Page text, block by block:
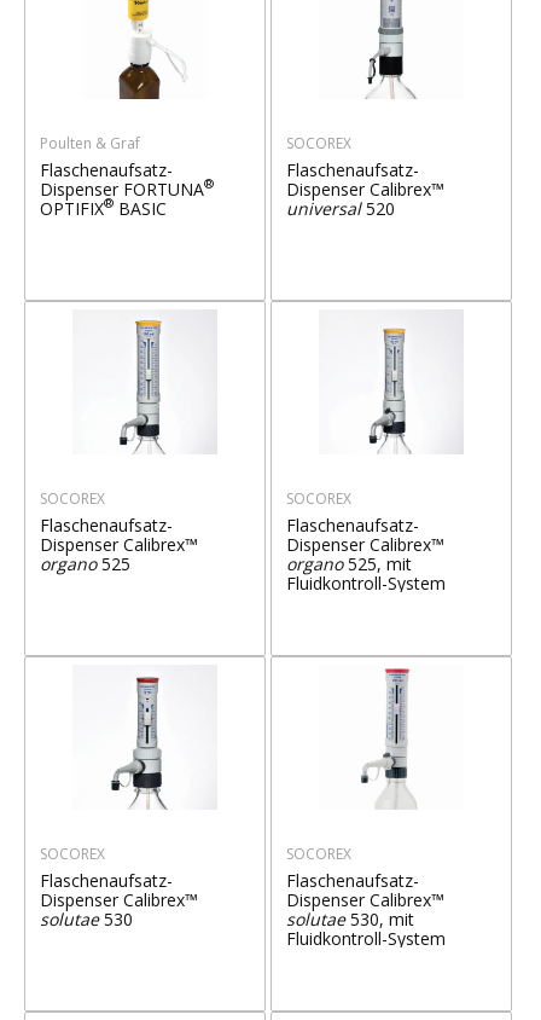
Poulten & Graf
Flaschenaufsatz-
Dispenser FORTUNA®
OPTIFIX®BASIC
SOCOREX
Flaschenaufsatz-
Dispenser Calibrex™
universal520
SOCOREX
Flaschenaufsatz-
Dispenser Calibrex™
organo525
SOCOREX
Flaschenaufsatz-
Dispenser Calibrex™
organo525, mit
Fluidkontroll-System
SOCOREX
Flaschenaufsatz-
Dispenser Calibrex™
solutae530
SOCOREX
Flaschenaufsatz-
Dispenser Calibrex™
solutae530, mit
Fluidkontroll-System